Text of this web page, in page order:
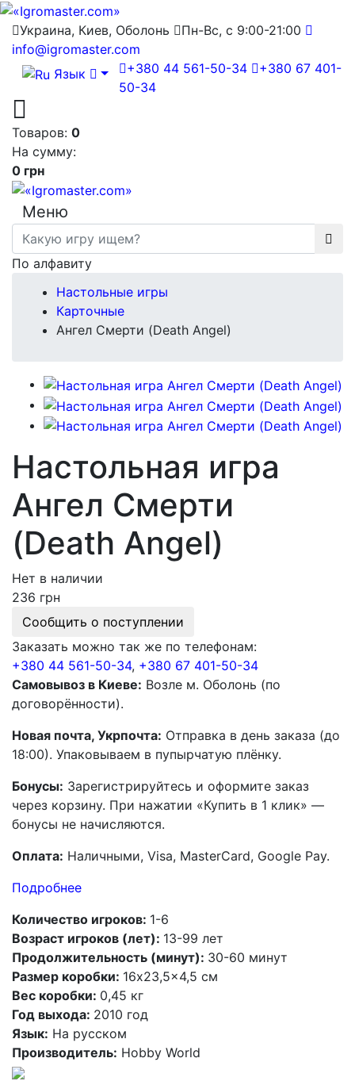
Украина, Киев, Оболонь
Пн-Вс, с 9:00-21:00
info@igromaster.com
Язык
+380 44 561-50-34
+380 67 401-
50-34
Товаров: 0
На сумму:
0 грн
Меню
По алфавиту
Настольные игры
Карточные
Ангел Смерти (Death Angel)
Настольная игра
Ангел Смерти
(Death Angel)
Нет в наличии
236 грн
Сообщить о поступлении
Заказать можно так же по телефонам:
+380 44 561-50-34, +380 67 401-50-34
Самовывоз в Киеве: Возле м. Оболонь (по
договорённости).
Новая почта, Укрпочта: Отправка в день заказа (до
18:00). Упаковываем в пупырчатую плёнку.
Бонусы: Зарегистрируйтесь и оформите заказ
через корзину. При нажатии «Купить в 1 клик» —
бонусы не начисляются.
Оплата: Наличными, Visa, MasterCard, Google Pay.
Подробнее
Количество игроков: 1-6
Возраст игроков (лет): 13-99 лет
Продолжительность (минут): 30-60 минут
Размер коробки: 16x23,5x4,5 см
Вес коробки: 0,45 кг
Год выхода: 2010 год
Язык: На русском
Производитель: Hobby World